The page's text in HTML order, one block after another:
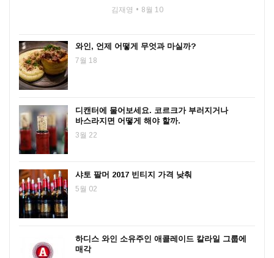
김재영 8월 10
와인, 언제 어떻게 무엇과 마실까?
7월 18
디캔터에 물어보세요. 코르크가 부러지거나
바스라지면 어떻게 해야 할까.
3월 22
샤토 팔머 2017 빈티지 가격 낮춰
5월 02
하디스 와인 소유주인 애콜레이드 칼라일 그룹에
매각